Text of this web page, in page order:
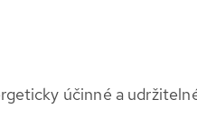
účinné a